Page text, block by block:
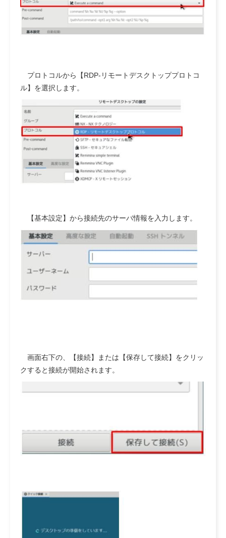
プロトコルから【RDP-リモートデスクトッププロトコ
ル】を選択します。
【基本設定】から接続先のサーバ情報を入力します。
画面右下の、【接続】または【保存して接続】をクリッ
クすると接続が開始されます。